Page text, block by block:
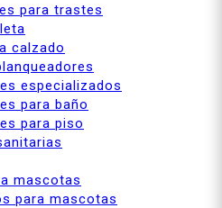
para trastes
calzado
especializados
para baño
para piso
mascotas
para mascotas